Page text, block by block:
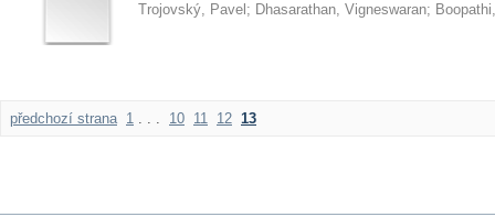
Trojovský, Pavel ; Dhasarathan, Vigneswaran;
předchozí strana 1 . . . 10 11 12 13